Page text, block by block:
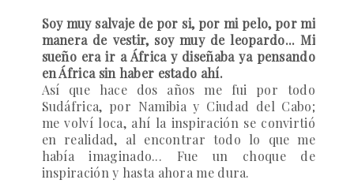
Soy muy salvaje de por si, por mi pelo, por mi
manera de vestir, soy muy de leopardo... Mi
sueño era ir a África y diseñaba ya pensando
en África sin haber estado ahí.
Así que hace dos años me fui por todo
Sudáfrica, por Namibia y Ciudad del Cabo;
me volví loca, ahí la inspiración se convirtió
en realidad, al encontrar todo lo que me
había imaginado... Fue un choque de
inspiración y hasta ahora me dura.